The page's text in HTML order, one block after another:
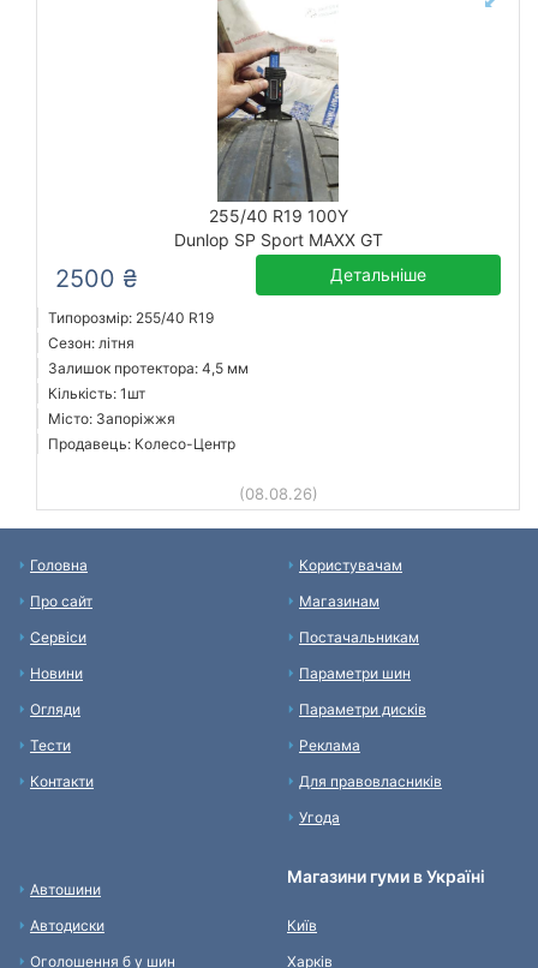
255/40 R19 100Y
Dunlop SP Sport MAXX GT
2500 ₴ Детальніше
Типорозмір: 255/40 R19
Сезон: літня
Залишок протектора: 4,5 мм
Кількість: 1шт
Місто: Запоріжжя
Продавець: Колесо-Центр
(08.08.26)
Головна
Про сайт
Сервіси
Новини
Огляди
Тести
Контакти
Користувачам
Магазинам
Постачальникам
Параметри шин
Параметри дисків
Реклама
Для правовласників
Угода
Автошини
Автодиски
Оголошення б у шин
Магазини гуми в Україні
Київ
Харків